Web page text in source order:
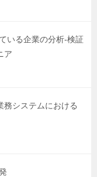
いる企業の分析-検証
ア
務システムにおける